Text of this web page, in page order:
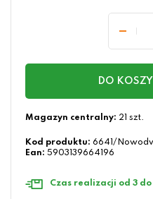
DO
Magazyn centralny: 21 szt.
Kod produktu: 6641/
Ean: 5903139664196
Czas realizacji od 3 do